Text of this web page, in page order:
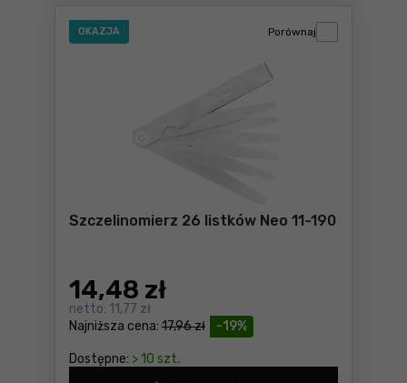
OKAZJA
Szczelinomierz 26 listków Neo 11-190
-19%
Najniższa cena: 17,96 zł
14,48 zł
netto: 11,77 zł
Dostępne: > 10 szt.
Porównaj